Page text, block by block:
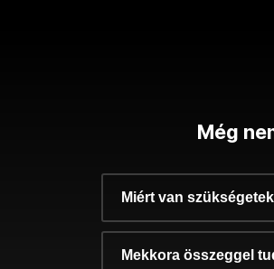
Még
Miért van
Mekkora összeggel